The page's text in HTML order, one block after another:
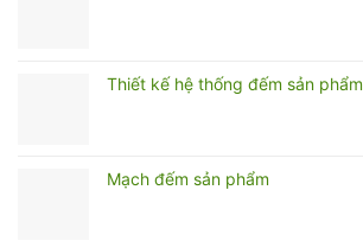
Thiết kế hệ thống đếm sản phẩm
Mạch đếm sản phẩm